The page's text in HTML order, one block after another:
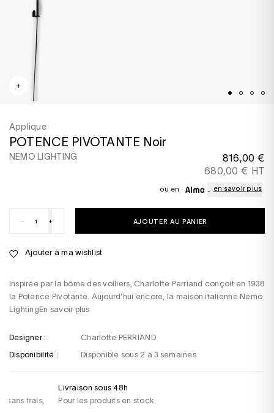
Applique
POTENCE PIVOTANTE Noir
NEMO LIGHTING
816,00 €
680,00 € HT
ou en en savoir plus
Inspirée par la bôme des voiliers, Charlotte Perriand conçoit en 1938
la Potence Pivotante. Aujourd’hui encore, la maison italienne Nemo
LightingEn savoir plus
Designer :
Charlotte PERRIAND
Disponibilité :
Disponible sous 2 à 3 semaines
- + AJOUTER AU PANIER
Livraison sous 48h
Pour les produits en stock
Ajouter à ma wishlist